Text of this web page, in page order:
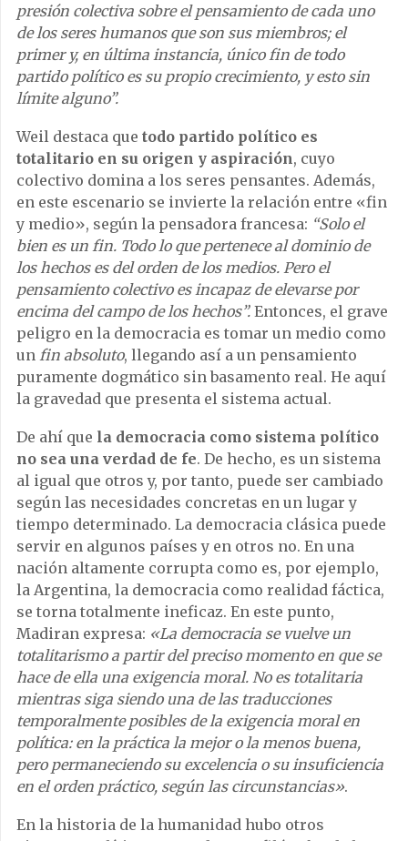
presión colectiva sobre el pensamiento de cada uno
de los seres humanos que son sus miembros; el
primer y, en última instancia, único fin de todo
partido político es su propio crecimiento, y esto sin
límite alguno”.
Weil destaca que todo partido político es
totalitario en su origen y aspiración, cuyo
colectivo domina a los seres pensantes. Además,
en este escenario se invierte la relación entre «fin
y medio», según la pensadora francesa: “Solo el
bien es un fin. Todo lo que pertenece al dominio de
los hechos es del orden de los medios. Pero el
pensamiento colectivo es incapaz de elevarse por
encima del campo de los hechos”. Entonces, el grave
peligro en la democracia es tomar un medio como
un fin absoluto, llegando así a un pensamiento
puramente dogmático sin basamento real. He aquí
la gravedad que presenta el sistema actual.
De ahí que la democracia como sistema político
no sea una verdad de fe. De hecho, es un sistema
al igual que otros y, por tanto, puede ser cambiado
según las necesidades concretas en un lugar y
tiempo determinado. La democracia clásica puede
servir en algunos países y en otros no. En una
nación altamente corrupta como es, por ejemplo,
la Argentina, la democracia como realidad fáctica,
se torna totalmente ineficaz. En este punto,
Madiran expresa: «La democracia se vuelve un
totalitarismo a partir del preciso momento en que se
hace de ella una exigencia moral. No es totalitaria
mientras siga siendo una de las traducciones
temporalmente posibles de la exigencia moral en
política: en la práctica la mejor o la menos buena,
pero permaneciendo su excelencia o su insuficiencia
en el orden práctico, según las circunstancias».
En la historia de la humanidad hubo otros